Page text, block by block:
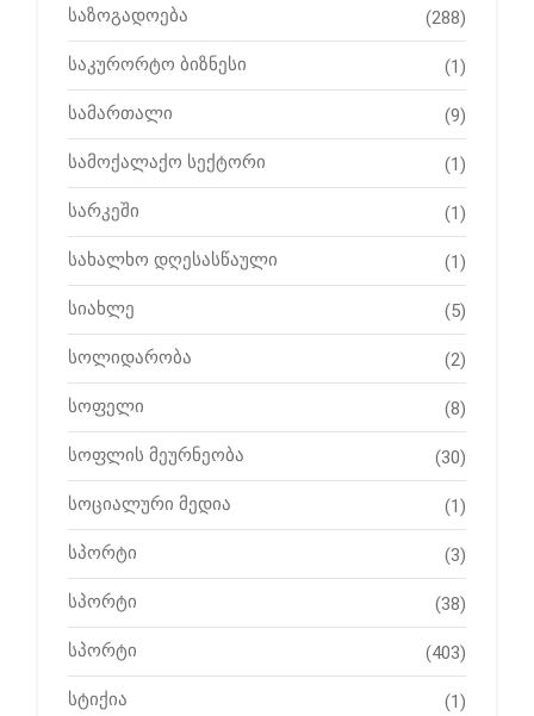
საზოგადოება (288)
საკურორტო ბიზნესი (1)
სამართალი (9)
სამოქალაქო სექტორი (1)
სარკეში (1)
სახალხო დღესასწაული (1)
სიახლე (5)
სოლიდარობა (2)
სოფელი (8)
სოფლის მეურნეობა (30)
სოციალური მედია (1)
სპორტი (3)
სპორტი (38)
სპორტი (403)
სტიქია (1)